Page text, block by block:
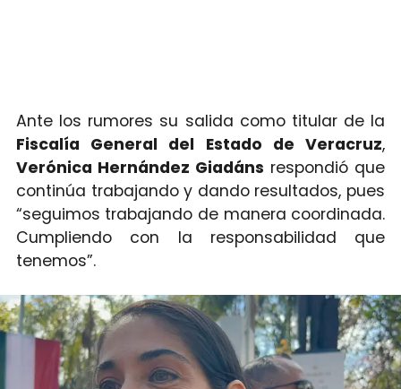
Ante los rumores su salida como titular de la
Fiscalía General del Estado de Veracruz,
Verónica Hernández Giadáns respondió que
continúa trabajando y dando resultados, pues
“seguimos trabajando de manera coordinada.
Cumpliendo con la responsabilidad que
tenemos”.